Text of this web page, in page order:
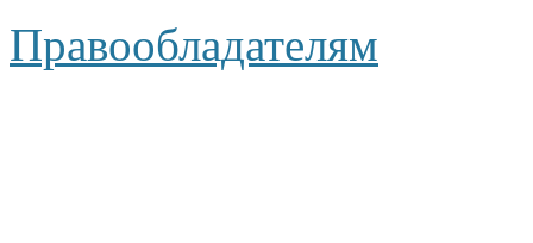
Правообладателям